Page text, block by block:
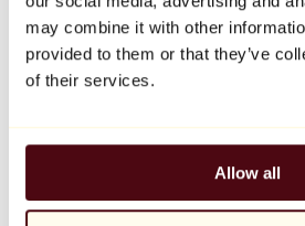
may combine it with other
provided to them or that they’ve
of their services.
Allow all
Balloon Dog (Orange)
Jeff Koons
10.000 €
Artisti
Tutti i pittori